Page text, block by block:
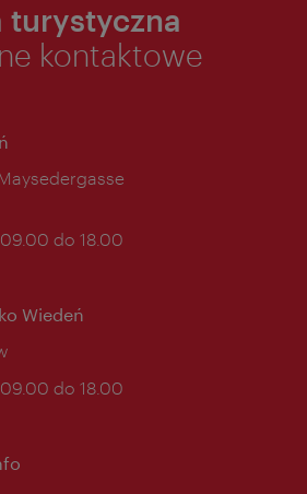
turystyczna
kontaktowe
do 18.00
Wiedeń
do 18.00